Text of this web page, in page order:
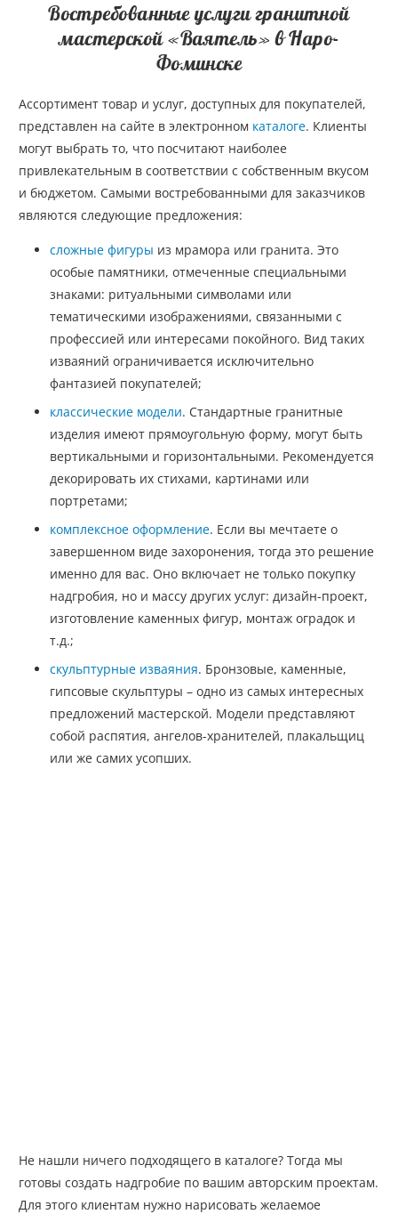
Востребованные услуги гранитной
мастерской «Ваятель» в Наро-
Фоминске
Ассортимент товар и услуг, доступных для покупателей,
представлен на сайте в электронном каталоге. Клиенты
могут выбрать то, что посчитают наиболее
привлекательным в соответствии с собственным вкусом
и бюджетом. Самыми востребованными для заказчиков
являются следующие предложения:
сложные фигуры из мрамора или гранита. Это
особые памятники, отмеченные специальными
знаками: ритуальными символами или
тематическими изображениями, связанными с
профессией или интересами покойного. Вид таких
изваяний ограничивается исключительно
фантазией покупателей;
классические модели. Стандартные гранитные
изделия имеют прямоугольную форму, могут быть
вертикальными и горизонтальными. Рекомендуется
декорировать их стихами, картинами или
портретами;
комплексное оформление. Если вы мечтаете о
завершенном виде захоронения, тогда это решение
именно для вас. Оно включает не только покупку
надгробия, но и массу других услуг: дизайн-проект,
изготовление каменных фигур, монтаж оградок и
т.д.;
скульптурные изваяния. Бронзовые, каменные,
гипсовые скульптуры – одно из самых интересных
предложений мастерской. Модели представляют
собой распятия, ангелов-хранителей, плакальщиц
или же самих усопших.
Не нашли ничего подходящего в каталоге? Тогда мы
готовы создать надгробие по вашим авторским проектам.
Для этого клиентам нужно нарисовать желаемое